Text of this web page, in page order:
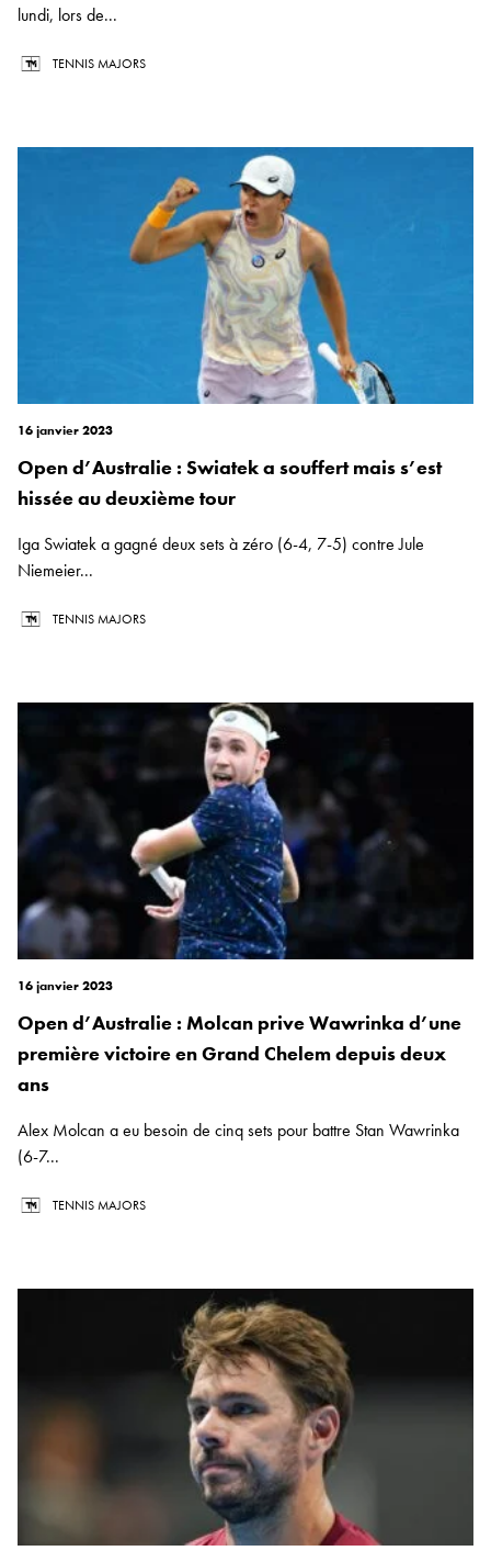
lundi, lors de...
TENNIS MAJORS
16 janvier 2023
Open d’Australie : Swiatek a souffert mais s’est
hissée au deuxième tour
Iga Swiatek a gagné deux sets à zéro (6-4, 7-5) contre Jule
Niemeier...
TENNIS MAJORS
16 janvier 2023
Open d’Australie : Molcan prive Wawrinka d’une
première victoire en Grand Chelem depuis deux
ans
Alex Molcan a eu besoin de cinq sets pour battre Stan Wawrinka
(6-7...
TENNIS MAJORS